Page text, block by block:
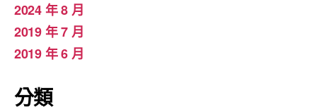
2024 年 8 月
2019 年 7 月
2019 年 6 月
分類